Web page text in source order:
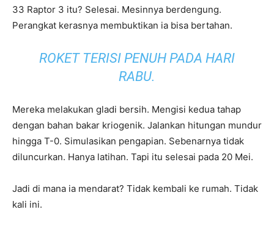
33 Raptor 3 itu? Selesai. Mesinnya berdengung.
Perangkat kerasnya membuktikan ia bisa bertahan.
ROKET TERISI PENUH PADA HARI
RABU.
Mereka melakukan gladi bersih. Mengisi kedua tahap
dengan bahan bakar kriogenik. Jalankan hitungan mundur
hingga T-0. Simulasikan pengapian. Sebenarnya tidak
diluncurkan. Hanya latihan. Tapi itu selesai pada 20 Mei.
Jadi di mana ia mendarat? Tidak kembali ke rumah. Tidak
kali ini.